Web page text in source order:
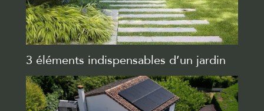
3 éléments indispensables d’un jardin